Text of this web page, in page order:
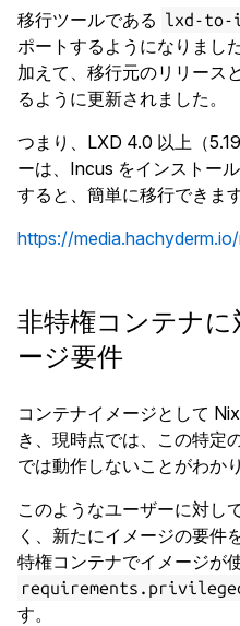
移行ツールである lxd-to-
ポートするようになりました
加えて、移行元のリリース
るように更新されました。
つまり、LXD 4.0 以上（
ーは、Incus をインストール
すると、簡単に移行できます
https://
非特権コンテナ
ージ要件
コンテナイメージとして
き、現時点では、この特定
では動作しないことがわか
このようなユーザーに対し
く、新たにイメージの要件
特権コンテナでイメージが
す。